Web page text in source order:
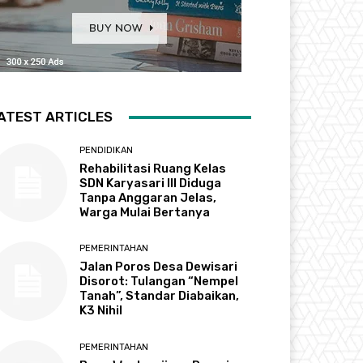
ARTICLES
PENDIDIKAN
Rehabilitasi Ruang Kelas
SDN Karyasari III Diduga
Tanpa Anggaran Jelas,
Warga Mulai Bertanya
PEMERINTAHAN
Jalan Poros Desa Dewisari
Disorot: Tulangan “Nempel
Tanah”, Standar Diabaikan,
K3 Nihil
PEMERINTAHAN